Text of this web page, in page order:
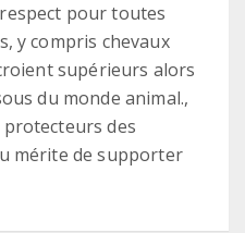
pour toutes
y compris chevaux
supérieurs alors
du monde animal.,
des
mérite de supporter